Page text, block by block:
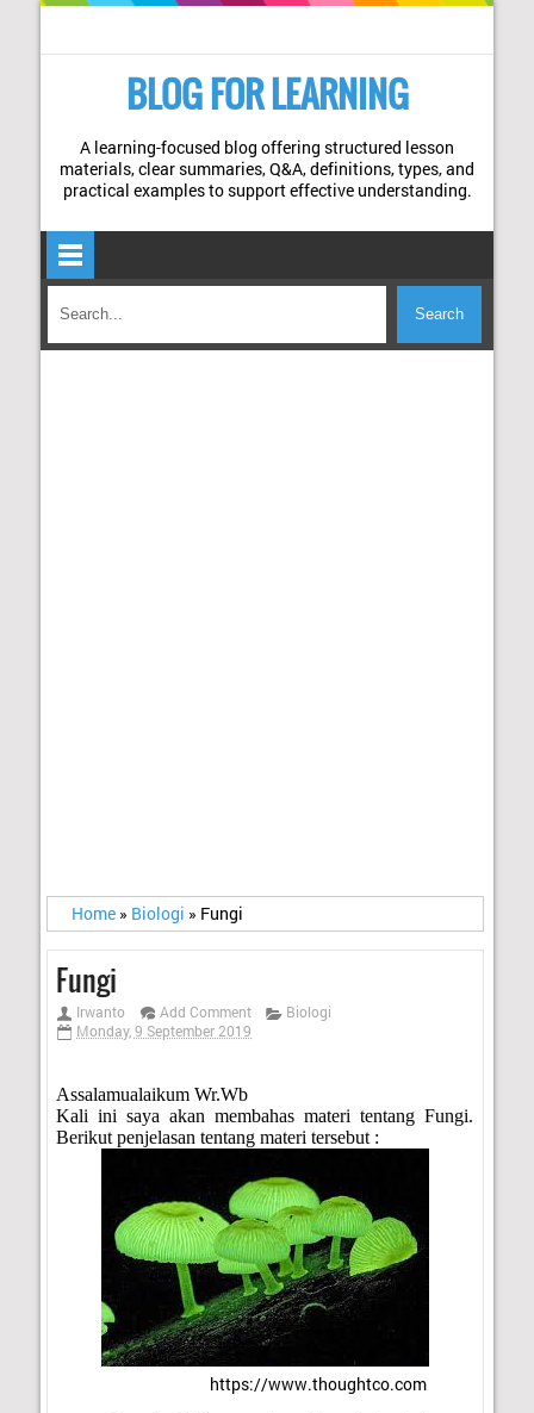
BLOG FOR LEARNING
A learning-focused blog offering structured lesson
materials, clear summaries, Q&A, definitions, types, and
practical examples to support effective understanding.
Home » Biologi » Fungi
Fungi
Irwanto Add Comment
Biologi
Monday, 9 September 2019
Assalamualaikum Wr.Wb
Kali ini saya akan membahas materi tentang Fungi.
Berikut penjelasan tentang materi tersebut :
https://www.thoughtco.com